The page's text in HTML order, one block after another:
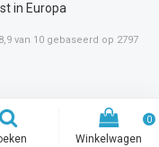
Winkelwagen
0
in Europa
8,9 van 10 gebaseerd op 2797